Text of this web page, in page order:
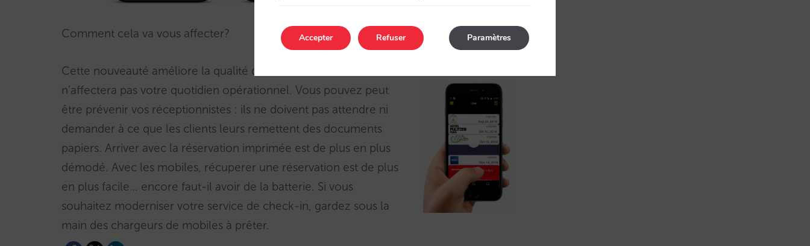
Comment cela va vous affecter?
Cette nouveauté améliore la qualité des réservations de votre site officiel, mais
n’affectera pas votre quotidien opérationnel. Vous pouvez peut
être prévenir vos réceptionnistes : ils ne doivent pas attendre ni
demander à ce que les clients leurs remettent des documents
papiers. Arriver avec la réservation imprimée est de plus en plus
démodé. Avec les mobiles, récuperer une réservation est de plus
en plus facile… encore faut-il avoir de la batterie. Si vous
souhaitez moderniser votre service de check-in, gardez sous la
main des chargeurs de mobiles à prêter.
Accepter Paramètres
Refuser